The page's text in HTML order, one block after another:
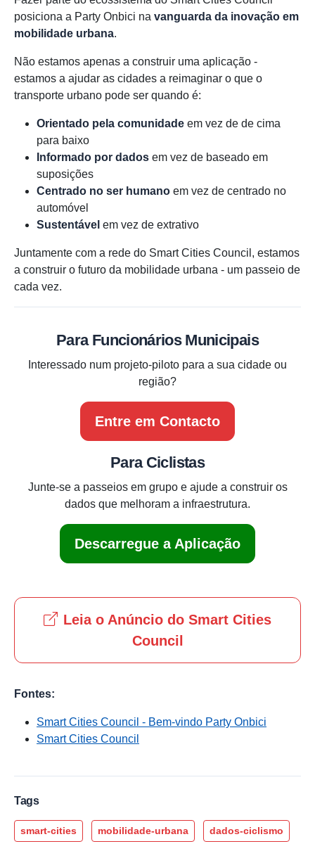
posiciona a Party Onbici na vanguarda da inovação em
mobilidade urbana.
Não estamos apenas a construir uma aplicação -
estamos a ajudar as cidades a reimaginar o que o
transporte urbano pode ser quando é:
Orientado pela comunidade em vez de de cima
para baixo
Informado por dados em vez de baseado em
suposições
Centrado no ser humano em vez de centrado no
automóvel
Sustentável em vez de extrativo
Juntamente com a rede do Smart Cities Council, estamos
a construir o futuro da mobilidade urbana - um passeio de
cada vez.
Para Funcionários Municipais
Interessado num projeto-piloto para a sua cidade ou
região?
Entre em Contacto
Para Ciclistas
Junte-se a passeios em grupo e ajude a construir os
dados que melhoram a infraestrutura.
Descarregue a Aplicação
Leia o Anúncio do Smart Cities
Council
Fontes:
Smart Cities Council - Bem-vindo Party Onbici
Smart Cities Council
Tags
smart-cities mobilidade-urbana dados-ciclismo